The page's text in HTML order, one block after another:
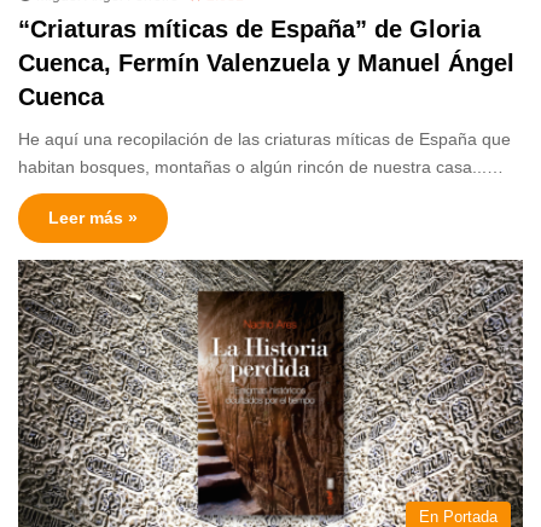
“Criaturas míticas de España” de Gloria
Cuenca, Fermín Valenzuela y Manuel Ángel
Cuenca
He aquí una recopilación de las criaturas míticas de España que
habitan bosques, montañas o algún rincón de nuestra casa...…
Leer más »
En Portada